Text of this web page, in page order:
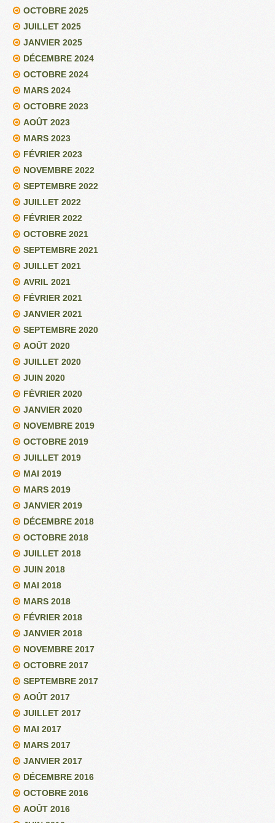
OCTOBRE 2025
JUILLET 2025
JANVIER 2025
DÉCEMBRE 2024
OCTOBRE 2024
MARS 2024
OCTOBRE 2023
AOÛT 2023
MARS 2023
FÉVRIER 2023
NOVEMBRE 2022
SEPTEMBRE 2022
JUILLET 2022
FÉVRIER 2022
OCTOBRE 2021
SEPTEMBRE 2021
JUILLET 2021
AVRIL 2021
FÉVRIER 2021
JANVIER 2021
SEPTEMBRE 2020
AOÛT 2020
JUILLET 2020
JUIN 2020
FÉVRIER 2020
JANVIER 2020
NOVEMBRE 2019
OCTOBRE 2019
JUILLET 2019
MAI 2019
MARS 2019
JANVIER 2019
DÉCEMBRE 2018
OCTOBRE 2018
JUILLET 2018
JUIN 2018
MAI 2018
MARS 2018
FÉVRIER 2018
JANVIER 2018
NOVEMBRE 2017
OCTOBRE 2017
SEPTEMBRE 2017
AOÛT 2017
JUILLET 2017
MAI 2017
MARS 2017
JANVIER 2017
DÉCEMBRE 2016
OCTOBRE 2016
AOÛT 2016